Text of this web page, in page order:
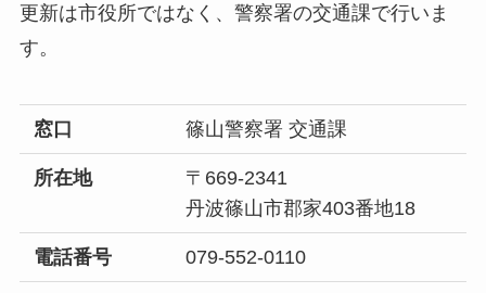
更新は市役所ではなく、警察署の交通課で行いま
す。
窓口 篠山警察署 交通課
所在地
〒669-2341
丹波篠山市郡家403番地18
電話番号 079-552-0110